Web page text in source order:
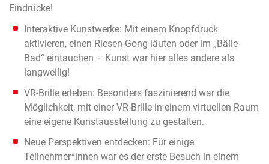
Eindrücke!
Interaktive Kunstwerke: Mit einem Knopfdruck
aktivieren, einen Riesen-Gong läuten oder im „Bälle-
Bad“ eintauchen – Kunst war hier alles andere als
langweilig!
VR-Brille erleben: Besonders faszinierend war die
Möglichkeit, mit einer VR-Brille in einem virtuellen Raum
eine eigene Kunstausstellung zu gestalten.
Neue Perspektiven entdecken: Für einige
Teilnehmer*innen war es der erste Besuch in einem